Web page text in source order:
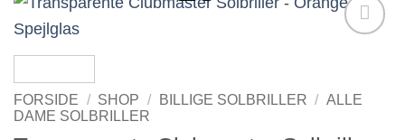
FORSIDE / SHOP / BILLIGE SOLBRILLER / ALLE
DAME SOLBRILLER